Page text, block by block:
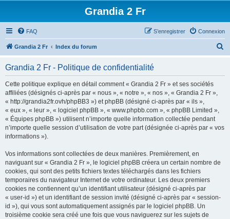
Grandia 2 Fr
FAQ Connexion
S’enregistrer
Grandia 2 Fr Index du forum
Grandia 2 Fr - Politique de confidentialité
Cette politique explique en détail comment « Grandia 2 Fr » et ses sociétés
affiliées (désignés ci-après par « nous », « notre », « nos », « Grandia 2 Fr »,
« http://grandia2fr.ovh/phpBB3 ») et phpBB (désigné ci-après par « ils »,
« eux », « leur », « logiciel phpBB », « www.phpbb.com », « phpBB Limited »,
« Équipes phpBB ») utilisent n’importe quelle information collectée pendant
n’importe quelle session d’utilisation de votre part (désignée ci-après par « vos
informations »).
Vos informations sont collectées de deux manières. Premièrement, en
naviguant sur « Grandia 2 Fr », le logiciel phpBB créera un certain nombre de
cookies, qui sont des petits fichiers textes téléchargés dans les fichiers
temporaires du navigateur Internet de votre ordinateur. Les deux premiers
cookies ne contiennent qu’un identifiant utilisateur (désigné ci-après par
« user-id ») et un identifiant de session invité (désigné ci-après par « session-
id »), qui vous sont automatiquement assignés par le logiciel phpBB. Un
troisième cookie sera créé une fois que vous naviguerez sur les sujets de